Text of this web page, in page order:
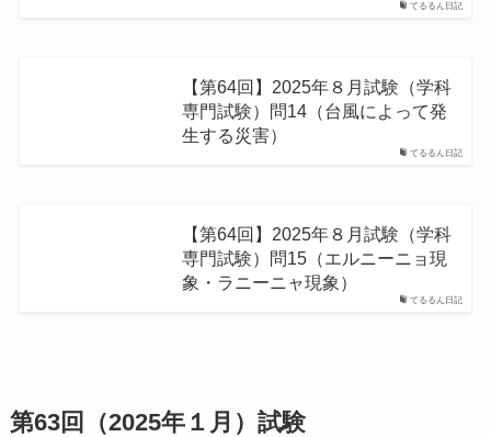
てるるん日記
てるるん日記
【第64回】2025年８月試験（学科
専門試験）問14（台⾵によって発
⽣する災害）
てるるん日記
【第64回】2025年８月試験（学科
専門試験）問15（エルニーニョ現
象・ラニーニャ現象）
第63回（2025年１月）試験